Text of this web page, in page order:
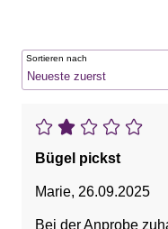
Sortieren nach
Bügel pickst
Marie, 26.09.2025
Bei der Anprobe